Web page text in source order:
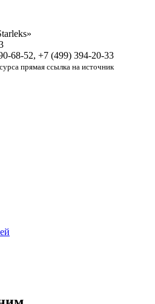
68-52, +7 (499) 394-20-33
прямая ссылка на источник